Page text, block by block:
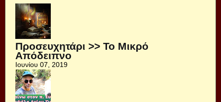
Προσευχητάρι >> Το Μικρό
Απόδειπνο
Ιουνίου 07, 2019